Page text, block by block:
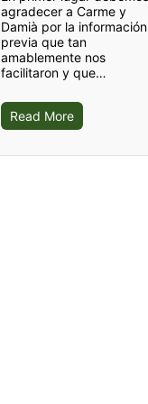
agradecer a Carme y
Damià por la información
previa que tan
amablemente nos
facilitaron y que…
Read More